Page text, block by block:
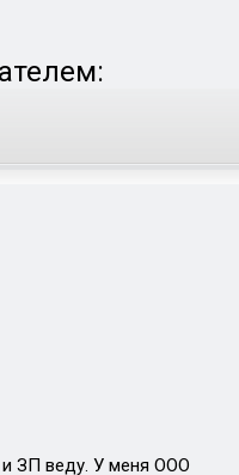
и ЗП веду. У меня ООО